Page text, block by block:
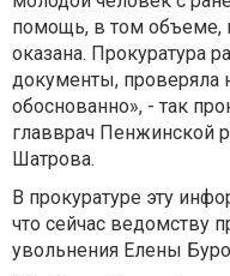
помощь, в том объеме,
оказана. Прокуратура
документы, проверяла
обоснованно», - так
главврач Пенжинской
Шатрова.
В прокуратуре эту
что сейчас ведомству
увольнения Елены